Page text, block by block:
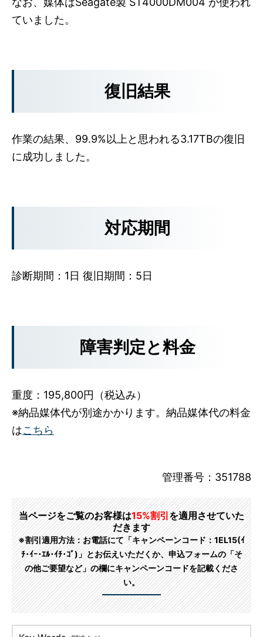
ていました。
復旧結果
作業の結果、99.9%以上と思われる3.17TBの復旧
に成功しました。
対応期間
診断期間：1日 復旧期間：5日
障害判定と料金
重度：195,800円（税込み）
※納品媒体代が別途かかります。納品媒体代の料金
はこちら
管理番号：351788
当ページをご覧のお客様は15%割引 を適用させていた
だきます
※割引適用方法：お電話にて「キャンペーンコード：1EL15(ｲ
ﾁ･ｲｰ･ｴﾙ･ｲﾁ･ｺﾞ)」とお伝えいただくか、申込フォームの「そ
の他ご要望など」の欄にキャンペーンコードを記載くださ
い。